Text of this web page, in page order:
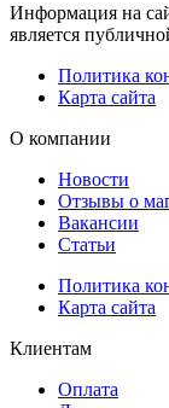
Информация на
является
Политика
Карта сайта
О компании
Новости
Отзывы о
Вакансии
Статьи
Политика
Карта сайта
Клиентам
Оплата